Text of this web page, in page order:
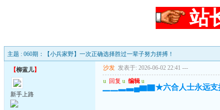
站
主题 : 060期：【小兵家野】一次正确选择胜过一辈子努力拼搏！
【柳蓝儿】
新手上路
沙发 发表于: 2026-06-02 22:41 ---
u 回复 u 编辑 u
▁▁▂▃▄▆▇★六合人士永远支